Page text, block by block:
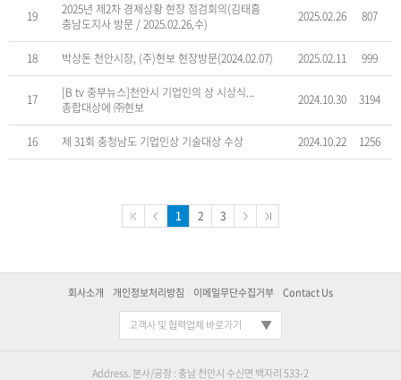
19
2025년 제2차 경제상황 현장 점검회의(김태흠
충남도지사 방문 / 2025.02.26,수)
2025.02.26 807
18 박상돈 천안시장, (주)현보 현장방문(2024.02.07) 2025.02.11 999
17
[B tv 중부뉴스]천안시 기업인의 상 시상식...
종합대상에 ㈜현보
2024.10.30 3194
16 제 31회 충청남도 기업인상 기술대상 수상 2024.10.22 1256
1 2 3
회사소개 개인정보처리방침 이메일무단수집거부 Contact Us
고객사 및 협력업체 바로가기
Address. 본사/공장 : 충남 천안시 수신면 백자리 533-2